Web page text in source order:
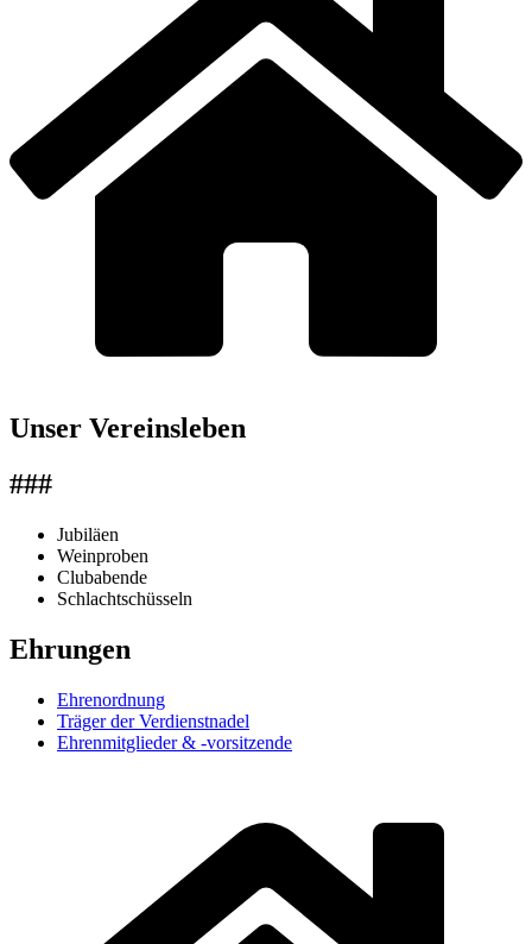
Unser Vereinsleben
###
Jubiläen
Weinproben
Clubabende
Schlachtschüsseln
Ehrungen
Ehrenordnung
Träger der Verdienstnadel
Ehrenmitglieder & -vorsitzende